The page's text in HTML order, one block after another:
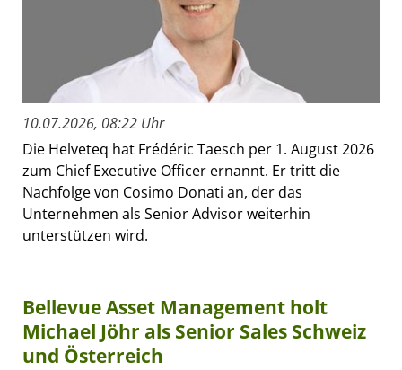
10.07.2026, 08:22 Uhr
Die Helveteq hat Frédéric Taesch per 1. August 2026
zum Chief Executive Officer ernannt. Er tritt die
Nachfolge von Cosimo Donati an, der das
Unternehmen als Senior Advisor weiterhin
unterstützen wird.
Bellevue Asset Management holt
Michael Jöhr als Senior Sales Schweiz
und Österreich